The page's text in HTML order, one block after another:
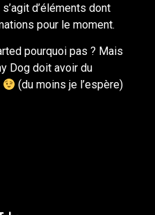
d’éléments dont
pour le moment.
pourquoi pas ? Mais
Dog doit avoir du
(du moins je l’espère)